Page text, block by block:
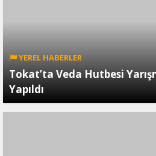
YEREL HABERLER
Tokat’ta Veda Hutbesi
Yapıldı